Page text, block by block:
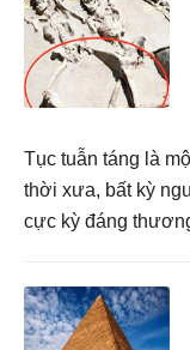
Tục tuẫn táng là
thời xưa, bất kỳ
cực kỳ đáng